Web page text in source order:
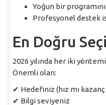
Yoğun bir
Profesyonel destek
En Doğru
2026 yılında her iki
Önemli olan:
✔ Hedefiniz (hız mı kazanç
✔ Bilgi seviyeniz